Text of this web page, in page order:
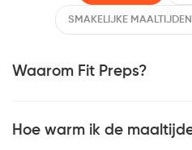
SMAKELIJKE MAALTIJDEN
Waarom Fit Preps?
Hoe warm ik de